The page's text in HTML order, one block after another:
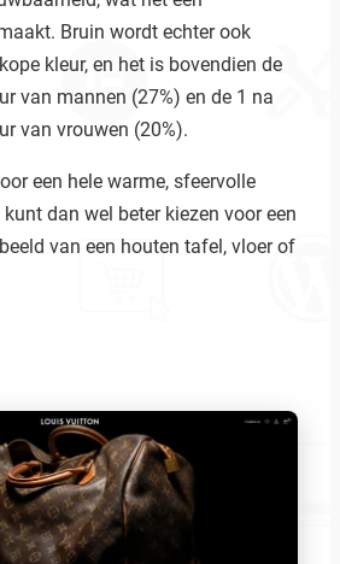
Bruin wordt echter ook
kleur, en het is bovendien de
van mannen (27%) en de 1 na
van vrouwen (20%).
een hele warme, sfeervolle
dan wel beter kiezen voor een
van een houten tafel, vloer of